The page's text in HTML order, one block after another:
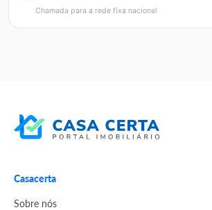
Chamada para a rede fixa nacional
Casacerta
Sobre nós